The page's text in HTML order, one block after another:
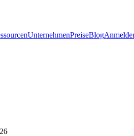
UnternehmenPreiseBlog